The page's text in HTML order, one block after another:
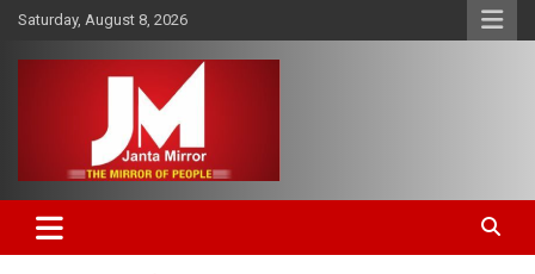
Skip
content
Saturday, August 8, 2026
Janta Mirror